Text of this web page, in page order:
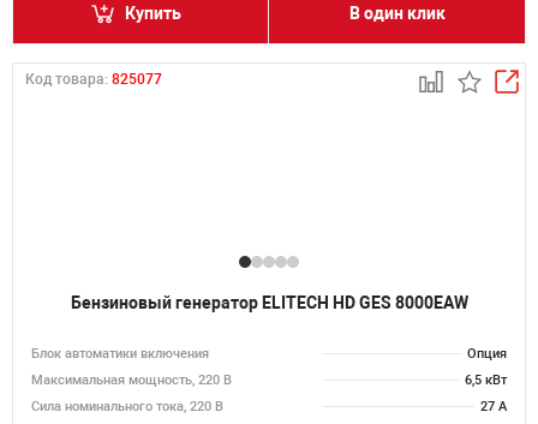
Купить В один клик
Код товара: 825077
Бензиновый генератор ELITECH HD GES 8000EAW
Блок автоматики включения
Опция
Максимальная мощность, 220 В
6,5 кВт
Сила номинального тока, 220 В
27 А